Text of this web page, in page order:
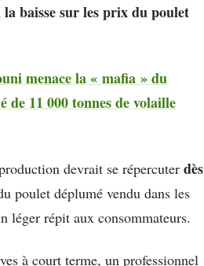
la baisse sur les prix du poulet
menace la « mafia » du
de 11 000 tonnes de volaille
devrait se répercuter dès
poulet déplumé vendu dans les
léger répit aux consommateurs.
à court terme, un professionnel